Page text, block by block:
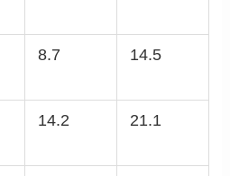
8.7 14.5
14.2 21.1